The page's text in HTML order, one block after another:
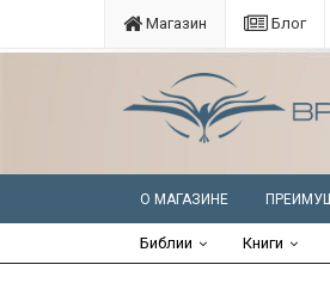
Магазин Блог
О МАГАЗИНЕ
Библии Книги